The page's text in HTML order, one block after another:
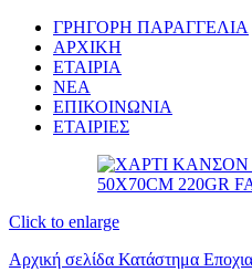
ΓΡΗΓΟΡΗ ΠΑΡΑΓΓΕΛΙΑ
ΑΡΧΙΚΗ
ΕΤΑΙΡΙΑ
ΝΕΑ
ΕΠΙΚΟΙΝΩΝΙΑ
ΕΤΑΙΡΙΕΣ
Click to enlarge
Αρχική σελίδα Κατάστημα